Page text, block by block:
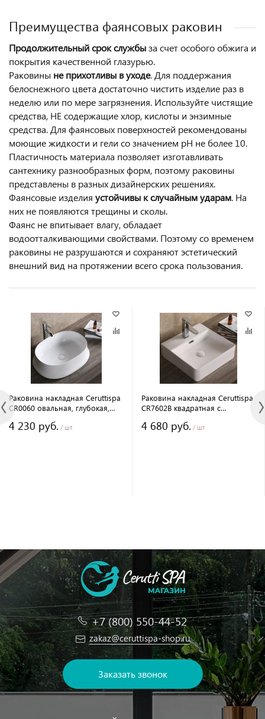
Преимущества фаянсовых раковин
Продолжительный срок службыза счет особого обжига и
покрытия качественной глазурью.
Раковины не прихотливы в уходе. Для поддержания
белоснежного цвета достаточно чистить изделие раз в
неделю или по мере загрязнения. Используйте чистящие
средства, НЕ содержащие хлор, кислоты и энзимные
средства. Для фаянсовых поверхностей рекомендованы
моющие жидкости и гели со значением pH не более 10.
Пластичность материала позволяет изготавливать
сантехнику разнообразных форм, поэтому раковины
представлены в разных дизайнерских решениях.
Фаянсовые изделия устойчивы к случайным ударам. На
них не появляются трещины и сколы.
Фаянс не впитывает влагу, обладает
водоотталкивающими свойствами. Поэтому со временем
раковины не разрушаются и сохраняют эстетический
внешний вид на протяжении всего срока пользования.
Раковина накладная Ceruttispa
CR0060 овальная, глубокая,
4 230 руб. / шт
Раковина накладная Ceruttispa
CR7602B квадратная с
42х42, 12,5 см
4 680 руб. / шт
+7 (800) 550-44-52
zakaz@ceruttispa-shop.ru
Заказать звонок